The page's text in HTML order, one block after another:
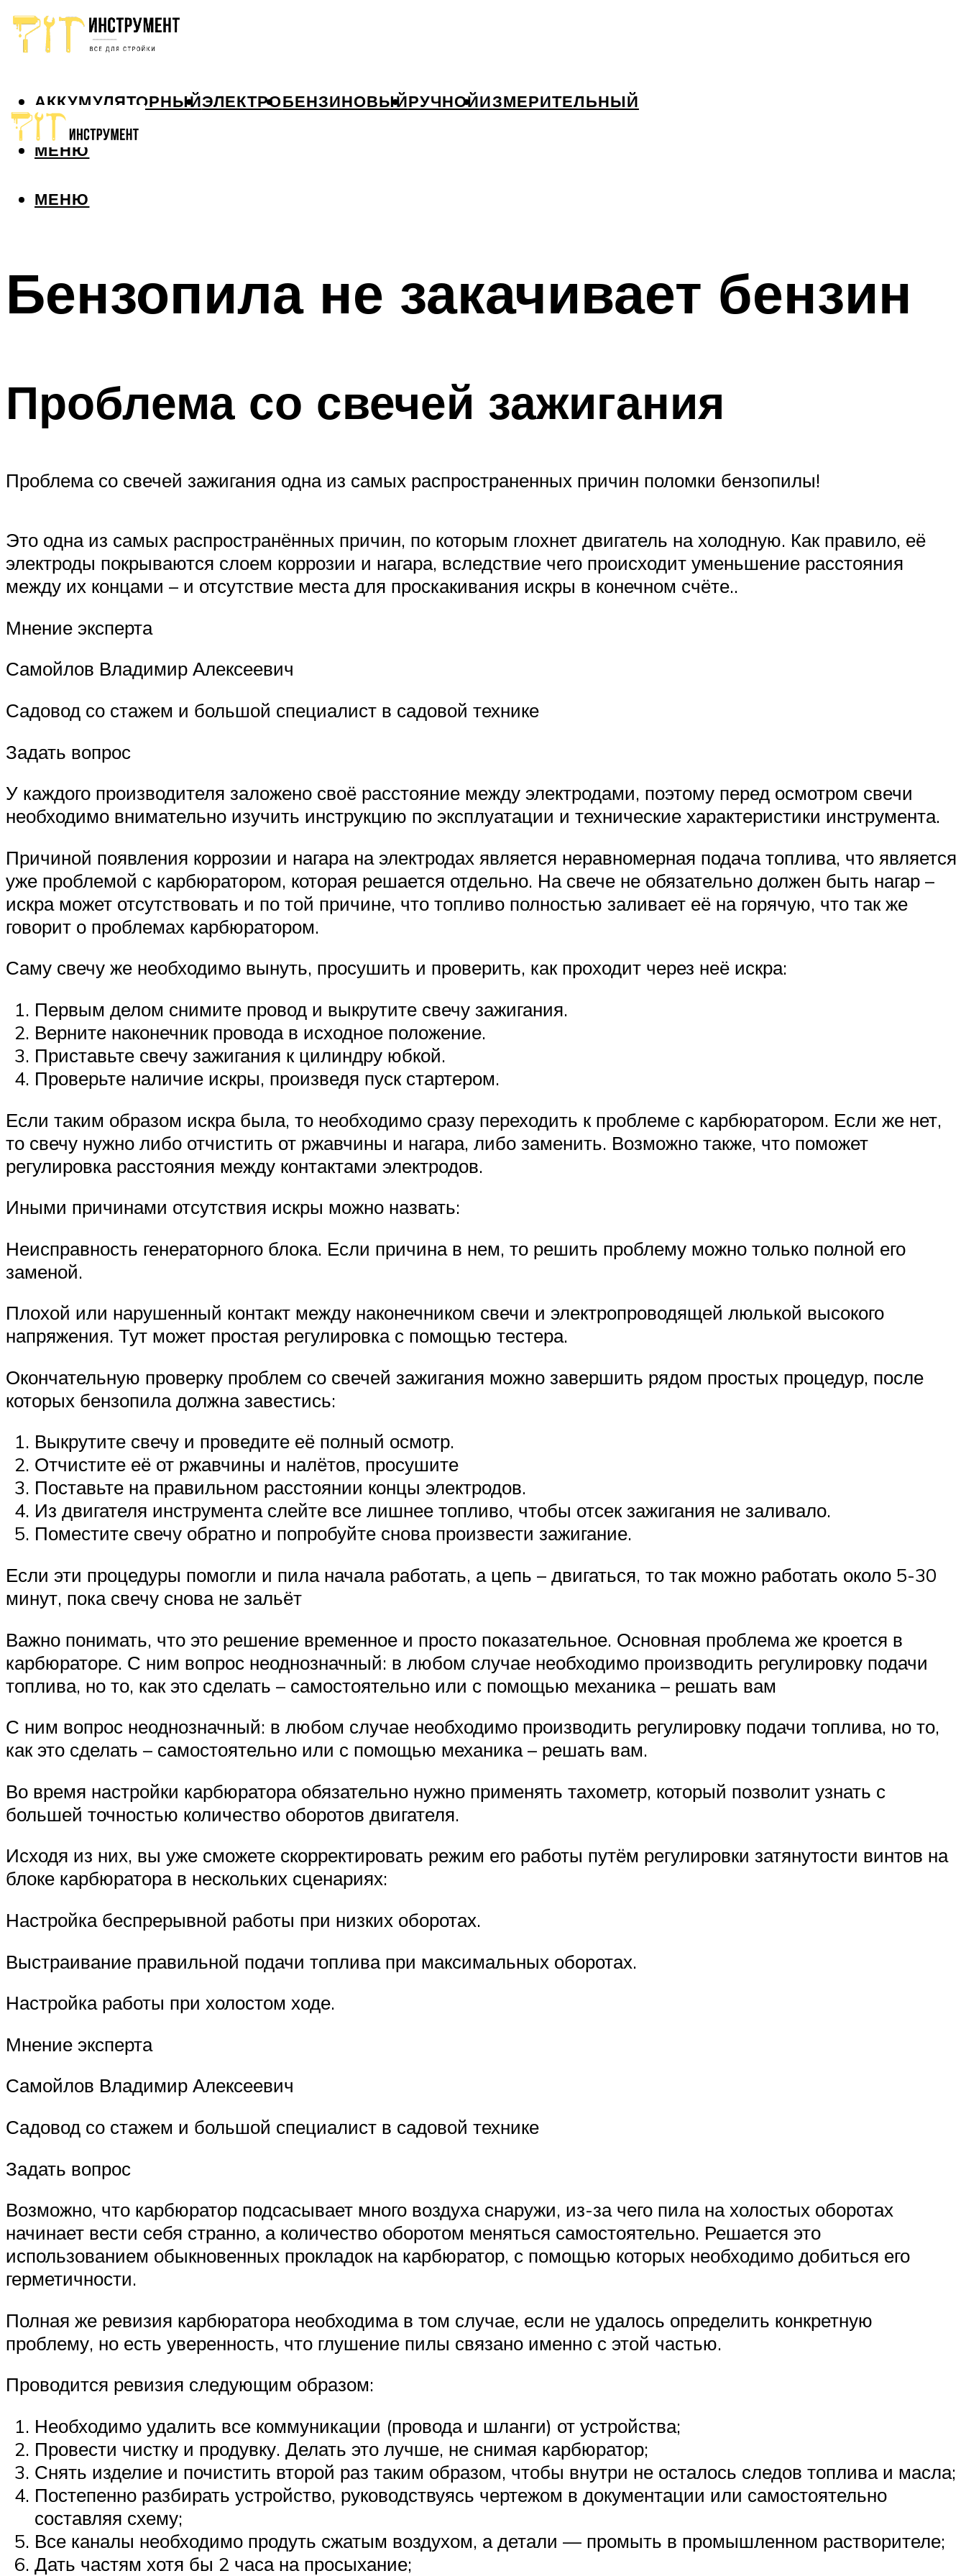
АККУМУЛЯТОРНЫЙЭЛЕКТРОБЕНЗИНОВЫЙРУЧНОЙИЗМЕРИТЕЛЬНЫЙ
МЕНЮ
МЕНЮ
Бензопила не закачивает бензин
Проблема со свечей зажигания
Проблема со свечей зажигания одна из самых распространенных причин поломки бензопилы!
Это одна из самых распространённых причин, по которым глохнет двигатель на холодную. Как правило, её
электроды покрываются слоем коррозии и нагара, вследствие чего происходит уменьшение расстояния
между их концами – и отсутствие места для проскакивания искры в конечном счёте..
Мнение эксперта
Самойлов Владимир Алексеевич
Садовод со стажем и большой специалист в садовой технике
Задать вопрос
У каждого производителя заложено своё расстояние между электродами, поэтому перед осмотром свечи
необходимо внимательно изучить инструкцию по эксплуатации и технические характеристики инструмента.
Причиной появления коррозии и нагара на электродах является неравномерная подача топлива, что является
уже проблемой с карбюратором, которая решается отдельно. На свече не обязательно должен быть нагар –
искра может отсутствовать и по той причине, что топливо полностью заливает её на горячую, что так же
говорит о проблемах карбюратором.
Саму свечу же необходимо вынуть, просушить и проверить, как проходит через неё искра:
Первым делом снимите провод и выкрутите свечу зажигания.
Верните наконечник провода в исходное положение.
Приставьте свечу зажигания к цилиндру юбкой.
Проверьте наличие искры, произведя пуск стартером.
Если таким образом искра была, то необходимо сразу переходить к проблеме с карбюратором. Если же нет,
то свечу нужно либо отчистить от ржавчины и нагара, либо заменить. Возможно также, что поможет
регулировка расстояния между контактами электродов.
Иными причинами отсутствия искры можно назвать:
Неисправность генераторного блока. Если причина в нем, то решить проблему можно только полной его
заменой.
Плохой или нарушенный контакт между наконечником свечи и электропроводящей люлькой высокого
напряжения. Тут может простая регулировка с помощью тестера.
Окончательную проверку проблем со свечей зажигания можно завершить рядом простых процедур, после
которых бензопила должна завестись:
Выкрутите свечу и проведите её полный осмотр.
Отчистите её от ржавчины и налётов, просушите
Поставьте на правильном расстоянии концы электродов.
Из двигателя инструмента слейте все лишнее топливо, чтобы отсек зажигания не заливало.
Поместите свечу обратно и попробуйте снова произвести зажигание.
Если эти процедуры помогли и пила начала работать, а цепь – двигаться, то так можно работать около 5-30
минут, пока свечу снова не зальёт
Важно понимать, что это решение временное и просто показательное. Основная проблема же кроется в
карбюраторе. С ним вопрос неоднозначный: в любом случае необходимо производить регулировку подачи
топлива, но то, как это сделать – самостоятельно или с помощью механика – решать вам
С ним вопрос неоднозначный: в любом случае необходимо производить регулировку подачи топлива, но то,
как это сделать – самостоятельно или с помощью механика – решать вам.
Во время настройки карбюратора обязательно нужно применять тахометр, который позволит узнать с
большей точностью количество оборотов двигателя.
Исходя из них, вы уже сможете скорректировать режим его работы путём регулировки затянутости винтов на
блоке карбюратора в нескольких сценариях:
Настройка беспрерывной работы при низких оборотах.
Выстраивание правильной подачи топлива при максимальных оборотах.
Настройка работы при холостом ходе.
Мнение эксперта
Самойлов Владимир Алексеевич
Садовод со стажем и большой специалист в садовой технике
Задать вопрос
Возможно, что карбюратор подсасывает много воздуха снаружи, из-за чего пила на холостых оборотах
начинает вести себя странно, а количество оборотом меняться самостоятельно. Решается это
использованием обыкновенных прокладок на карбюратор, с помощью которых необходимо добиться его
герметичности.
Полная же ревизия карбюратора необходима в том случае, если не удалось определить конкретную
проблему, но есть уверенность, что глушение пилы связано именно с этой частью.
Проводится ревизия следующим образом:
Необходимо удалить все коммуникации (провода и шланги) от устройства;
Провести чистку и продувку. Делать это лучше, не снимая карбюратор;
Снять изделие и почистить второй раз таким образом, чтобы внутри не осталось следов топлива и масла;
Постепенно разбирать устройство, руководствуясь чертежом в документации или самостоятельно
составляя схему;
Все каналы необходимо продуть сжатым воздухом, а детали — промыть в промышленном растворителе;
Дать частям хотя бы 2 часа на просыхание;